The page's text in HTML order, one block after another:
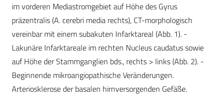
im vorderen Mediastromgebiet auf Höhe des Gyrus
präzentralis (A. cerebri media rechts), CT-morphologisch
vereinbar mit einem subakuten Infarktareal (Abb. 1). -
Lakunäre Infarktareale im rechten Nucleus caudatus sowie
auf Höhe der Stammganglien bds., rechts > links (Abb. 2). -
Beginnende mikroangiopathische Veränderungen.
Arteriosklerose der basalen hirnversorgenden Gefäße.